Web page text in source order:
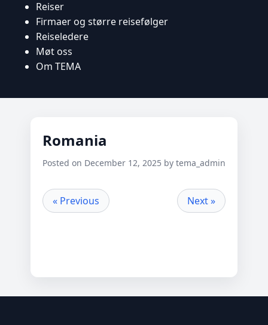
Reiser
Firmaer og større reisefølger
Reiseledere
Møt oss
Om TEMA
Romania
Posted on December 12, 2025 by tema_admin
« Previous Next »